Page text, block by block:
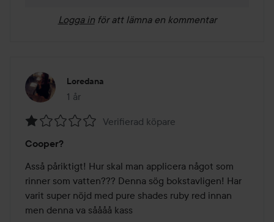
Logga in för att lämna en kommentar
Loredana
1 år
Inlägget skapades 1 år
1
av
5
Verifierad köpare
Cooper?
Asså påriktigt! Hur skal man applicera något som
rinner som vatten??? Denna sög bokstavligen! Har
varit super nöjd med pure shades ruby red innan
men denna va såååå kass